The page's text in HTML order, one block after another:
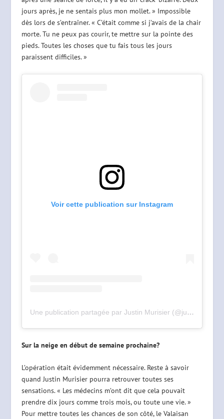
jours après, je ne sentais plus mon mollet. » Impossible
dès lors de s’entraîner. « C’était comme si j’avais de la chair
morte. Tu ne peux pas courir, te mettre sur la pointe des
pieds. Toutes les choses que tu fais tous les jours
paraissent difficiles. »
Voir cette publication sur Instagram
Une publication partagée par Justin Murisier (@justin_murisier)
Sur la neige en début de semaine prochaine?
L’opération était évidemment nécessaire. Reste à savoir
quand Justin Murisier pourra retrouver toutes ses
sensations. « Les médecins m’ont dit que cela pouvait
prendre dix jours comme trois mois, ou toute une vie. »
Pour mettre toutes les chances de son côté, le Valaisan